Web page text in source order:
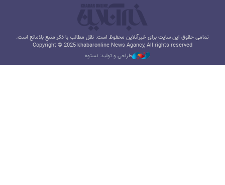
تمامی حقوق این سایت برای خبرآنلاین محفوظ است. نقل مطالب با ذکر منبع بلامانع است.
Copyright © 2025 khabaronline News Agancy, All rights reserved
طراحی و تولید: نستوه